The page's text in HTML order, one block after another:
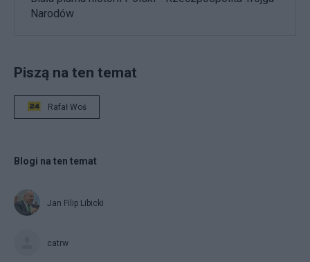
Narodów
Piszą na ten temat
Rafał Woś
Blogi na ten temat
Jan Filip Libicki
catrw